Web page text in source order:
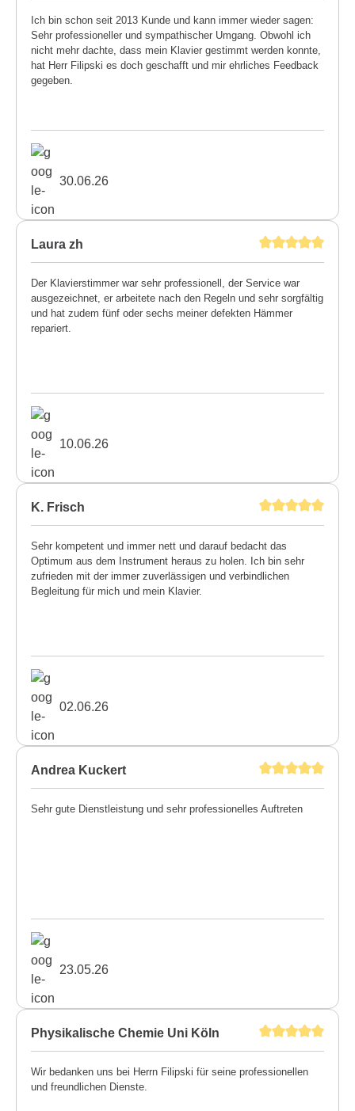
Ich bin schon seit 2013 Kunde und kann immer wieder sagen:
Sehr professioneller und sympathischer Umgang. Obwohl ich
nicht mehr dachte, dass mein Klavier gestimmt werden konnte,
hat Herr Filipski es doch geschafft und mir ehrliches Feedback
gegeben.
30.06.26
Laura zh
Der Klavierstimmer war sehr professionell, der Service war
ausgezeichnet, er arbeitete nach den Regeln und sehr sorgfältig
und hat zudem fünf oder sechs meiner defekten Hämmer
repariert.
10.06.26
K. Frisch
Sehr kompetent und immer nett und darauf bedacht das
Optimum aus dem Instrument heraus zu holen. Ich bin sehr
zufrieden mit der immer zuverlässigen und verbindlichen
Begleitung für mich und mein Klavier.
02.06.26
Andrea Kuckert
Sehr gute Dienstleistung und sehr professionelles Auftreten
23.05.26
Physikalische Chemie Uni Köln
Wir bedanken uns bei Herrn Filipski für seine professionellen
und freundlichen Dienste.